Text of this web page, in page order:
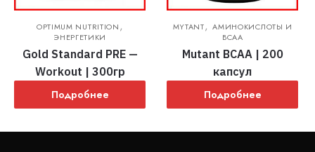
OPTIMUM NUTRITION,
ЭНЕРГЕТИКИ
Gold Standard PRE —
Workout | 300гр
Подробнее
MYTANT,АМИНОКИСЛОТЫ И
BCAA
Mutant BCAA | 200
капсул
Подробнее